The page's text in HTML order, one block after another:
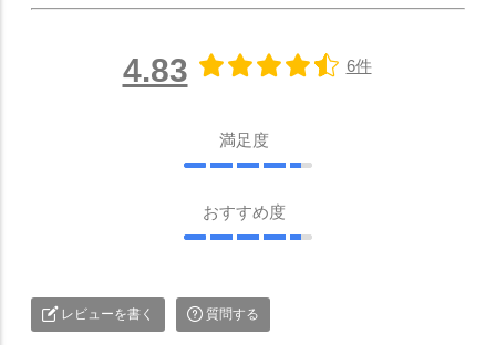
4.83 6件
満足度
おすすめ度
レビューを書く 質問する